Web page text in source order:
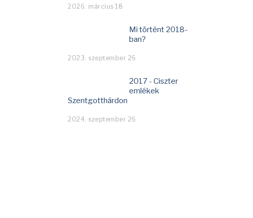
2026. március 18
Mi történt 2018-
ban?
2023. szeptember 26
2017 - Ciszter
emlékek
Szentgotthárdon
2024. szeptember 26